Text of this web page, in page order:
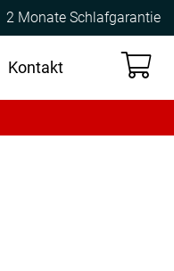
2 Monate Schlafgarantie
Kontakt